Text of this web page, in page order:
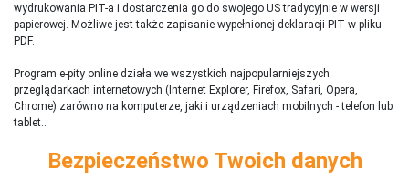
wydrukowania PIT-a i dostarczenia go do swojego US tradycyjnie w wersji
papierowej. Możliwe jest także zapisanie wypełnionej deklaracji PIT w pliku
PDF.
Program e-pity online działa we wszystkich najpopularniejszych
przeglądarkach internetowych (Internet Explorer, Firefox, Safari, Opera,
Chrome) zarówno na komputerze, jaki i urządzeniach mobilnych - telefon lub
tablet..
Bezpieczeństwo Twoich danych